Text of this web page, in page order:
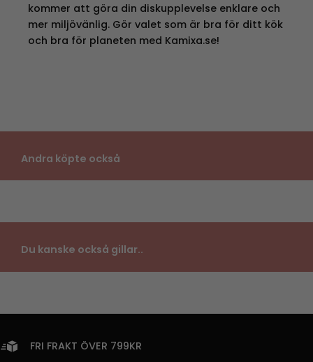
kommer att göra din diskupplevelse enklare och
mer miljövänlig. Gör valet som är bra för ditt kök
och bra för planeten med Kamixa.se!
Andra köpte också
Du kanske också gillar..
FRI FRAKT ÖVER 799KR